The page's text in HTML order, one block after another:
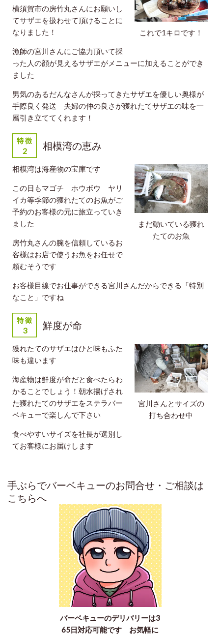
これで1キロです！
横須賀市の房竹丸さんにお願いし
てサザエを扱わせて頂けることに
なりました！
漁師の宮川さんにご協力頂いて採
った人の顔が見えるサザエがメニューに加えることができ
ました
男気のあるだんなさんが採ってきたサザエを優しい奥様が
手際良く発送 夫婦の仲の良さが獲れたてサザエの味を一
層引き立ててくれます！
相模湾の恵み
まだ動いている獲れ
たてのお魚
相模湾は海産物の宝庫です
この日もマゴチ ホウボウ ヤリ
イカ等季節の獲れたてのお魚がご
予約のお客様の元に旅立っていき
ました
房竹丸さんの腕を信頼しているお
客様はお店で使うお魚をお任せで
頼むそうです
お客様目線でお仕事ができる宮川さんだからできる「特別
なこと」ですね
鮮度が命
宮川さんとサイズの
打ち合わせ中
獲れたてのサザエはひと味もふた
味も違います
海産物は鮮度が命だと食べたらわ
かることでしょう！朝水揚げされ
た獲れたてのサザエをステラバー
ベキューで楽しんで下さい
食べやすいサイズを社長が選別し
てお客様にお届けします
手ぶらでバーベキューのお問合せ・ご相談は
こちらへ
バーベキューのデリバリーは3
65日対応可能です お気軽に